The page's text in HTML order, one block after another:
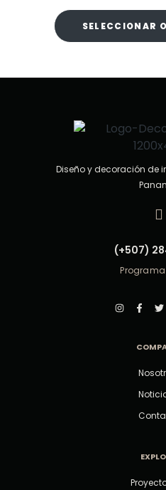
d
o
e
n
5
SELECCIONAR
Diseño y decoración de
(+507)